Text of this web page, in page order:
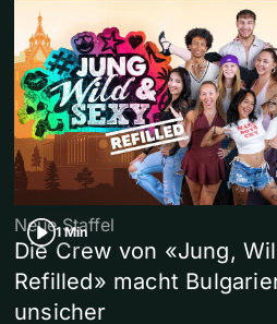
1 Min
Neue Staffel
Die Crew von «Jung,
Refilled» macht
unsicher